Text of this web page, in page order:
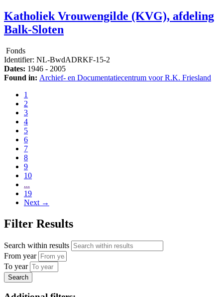
Katholiek Vrouwengilde (KVG), afdeling
Balk-Sloten
Fonds
Identifier: NL-BwdADRKF-15-2
Dates: 1946 - 2005
Found in: Archief- en Documentatiecentrum voor R.K. Friesland
1
2
3
4
5
6
7
8
9
10
...
19
Next →
Filter Results
Search within results
From year
To year